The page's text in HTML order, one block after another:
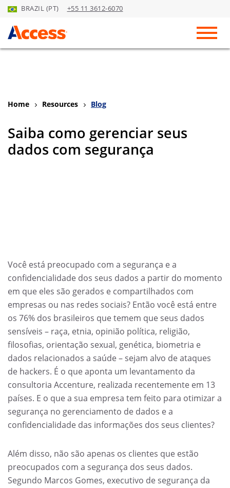
Skip to Main Content
BRAZIL (PT) +55 11 3612-6070
Home Resources Blog
Saiba como gerenciar seus
dados com segurança
Você está preocupado com a segurança e a
confidencialidade dos seus dados a partir do momento
em que eles são gerados e compartilhados com
empresas ou nas redes sociais? Então você está entre
os 76% dos brasileiros que temem que seus dados
sensíveis – raça, etnia, opinião política, religião,
filosofias, orientação sexual, genética, biometria e
dados relacionados a saúde – sejam alvo de ataques
de hackers. É o que aponta um levantamento da
consultoria Accenture, realizada recentemente em 13
países. E o que a sua empresa tem feito para otimizar a
segurança no gerenciamento de dados e a
confidencialidade das informações dos seus clientes?
Além disso, não são apenas os clientes que estão
preocupados com a segurança dos seus dados.
Segundo Marcos Gomes, executivo de segurança da